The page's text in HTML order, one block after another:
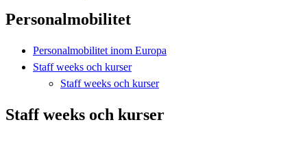
Personalmobilitet
Personalmobilitet inom Europa
Staff weeks och kurser
Staff weeks och kurser
Staff weeks och kurser